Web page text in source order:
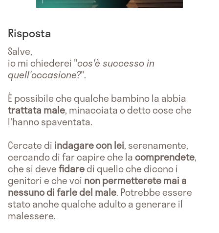
Risposta
Salve,
io mi chiederei "cos'è successo in
quell'occasione?".
È possibile che qualche bambino la abbia
trattata male, minacciata o detto cose che
l'hanno spaventata.
Cercate di indagare con lei, serenamente,
cercando di far capire che lacomprendete,
che si devefidaredi quello che dicono i
genitori e che voi non permetterete mai a
nessuno di farle del male. Potrebbe essere
stato anche qualche adulto a generare il
malessere.